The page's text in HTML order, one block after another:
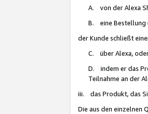
A. von der Alexa
B. eine Bestellung
der Kunde schließt
C. über Alexa,
D. indem er das
Teilnahme an der
iii. das Produkt, das
Die aus den einzelnen